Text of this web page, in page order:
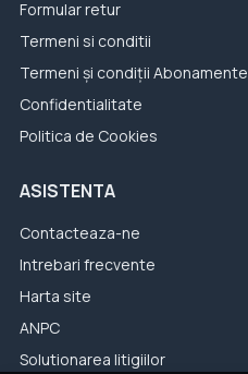
Formular retur
Termeni si conditii
Termeni și condiții Abonamente
Confidentialitate
Politica de Cookies
ASISTENTA
Contacteaza-ne
Intrebari frecvente
Harta site
ANPC
Solutionarea litigiilor